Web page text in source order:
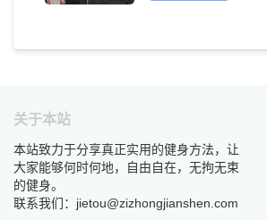
关于本站
本站致力于分享真正实用的健身方法，让
大家能够何时何地，自由自在，无拘无束
的健身。
联系我们：jietou@zizhongjianshen.com